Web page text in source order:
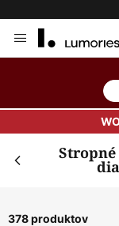
to
378 produktov